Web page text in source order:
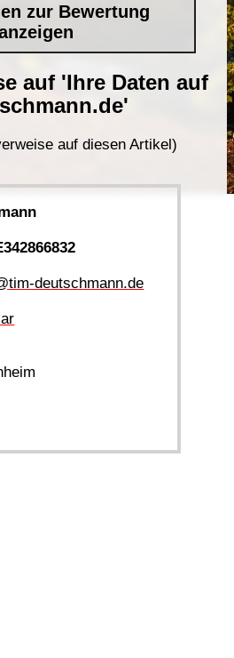
zur Bewertung
auf 'Ihre Daten auf
auf diesen Artikel)
deutschmann.de